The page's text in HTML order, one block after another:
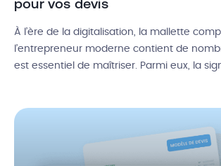
À l’ère de la digitalisation, la mallette
l’entrepreneur moderne contient de
est essentiel de maîtriser. Parmi eux, la
et particuliers. En tant qu’artisan, faire
ligne en quelques minutes est un […]